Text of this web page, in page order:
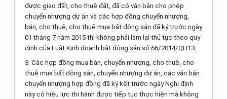
được giao đất, cho thuê đất, đã có văn bản cho phép
chuyển nhượng dự án và các hợp đồng chuyển nhượng,
bán, cho thuê, cho thuê mua bất động sản đã ký trước ngày
01 tháng 7 năm 2015 thì không phải làm lại thủ tục theo quy
định của Luật Kinh doanh bất động sản số 66/2014/QH13.
3. Các hợp đồng mua bán, chuyển nhượng, cho thuê, cho
thuê mua bất động sản, chuyển nhượng dự án, các văn bản
chuyển nhượng hợp đồng đã ký kết trước ngày Nghị định
này có hiệu lực thi hành được tiếp tục thực hiện mà không